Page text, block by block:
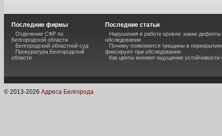
Последние фирмы
Отделение СФР по
Белгородской области
Белгородский областной суд
Прокуратура Белгородской
области
Последние статьи
Нарушения в работе кровли: какие
обследовании
Почему появляются трещины в
фиксируют при обследовании
Как цветы меняют ощущение устойчивости
© 2013-2026 Адреса Белгорода